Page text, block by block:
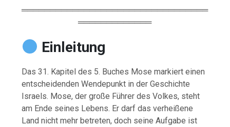
═════════════════════════════════
═════════════
Einleitung
Das 31. Kapitel des 5. Buches Mose markiert einen
entscheidenden Wendepunkt in der Geschichte
Israels. Mose, der große Führer des Volkes, steht
am Ende seines Lebens. Er darf das verheißene
Land nicht mehr betreten, doch seine Aufgabe ist